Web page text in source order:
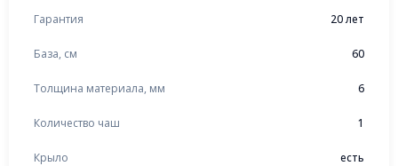
Гарантия 20 лет
База, см 60
Толщина материала, мм 6
Количество чаш 1
Крыло есть